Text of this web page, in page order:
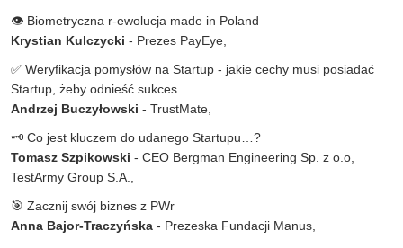
👁 Biometryczna r-ewolucja made in Poland
Krystian Kulczycki - Prezes PayEye,
✅ Weryfikacja pomysłów na Startup - jakie cechy musi posiadać
Startup, żeby odnieść sukces.
Andrzej Buczyłowski - TrustMate,
🗝 Co jest kluczem do udanego Startupu…?
Tomasz Szpikowski - CEO Bergman Engineering Sp. z o.o,
TestArmy Group S.A.,
🎯 Zacznij swój biznes z PWr
Anna Bajor-Traczyńska - Prezeska Fundacji Manus,